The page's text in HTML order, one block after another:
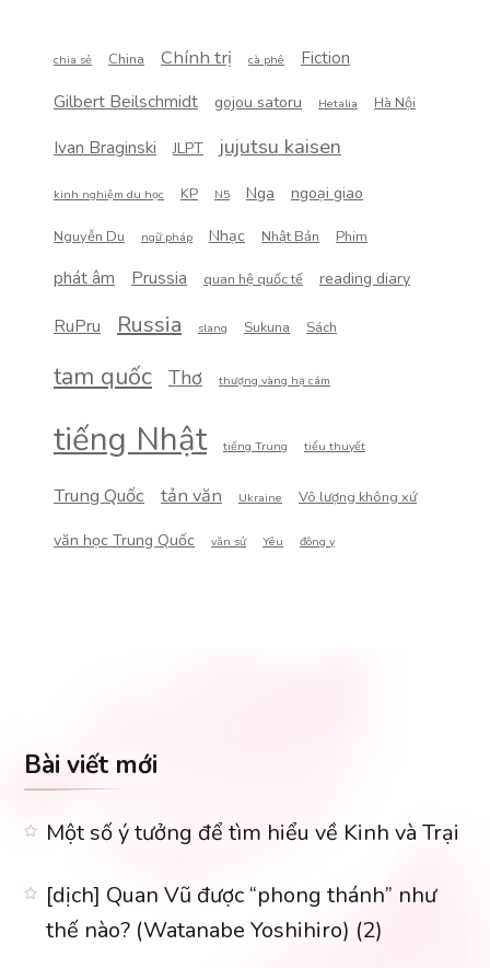
chia sẻ China Chính trị cà phê
Fiction
Gilbert Beilschmidt
gojou satoru Hetalia Hà Nội
Ivan Braginski JLPT jujutsu kaisen
kinh nghiệm du học KP N5 Nga ngoại giao
Nguyễn Du ngữ pháp Nhạc Nhật Bản Phim
phát âm Prussia quan hệ quốc tế reading diary
RuPru Russia slang Sukuna Sách
tam quốc Thơ thượng vàng hạ cám
tiếng Nhật tiếng Trung tiểu thuyết
Trung Quốc tản văn Ukraine Vô lượng không xứ
văn học Trung Quốc văn sử Yêu đông y
Bài viết mới
Một số ý tưởng để tìm hiểu về Kinh và Trại
[dịch] Quan Vũ được “phong thánh” như
thế nào? (Watanabe Yoshihiro) (2)